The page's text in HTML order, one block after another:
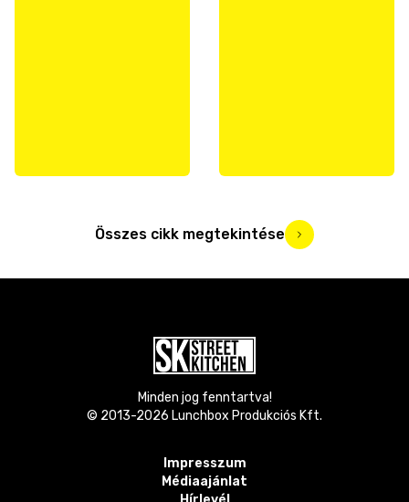
Összes cikk megtekintése
Minden jog fenntartva!
© 2013-2026 Lunchbox Produkciós Kft.
Impresszum
Médiaajánlat